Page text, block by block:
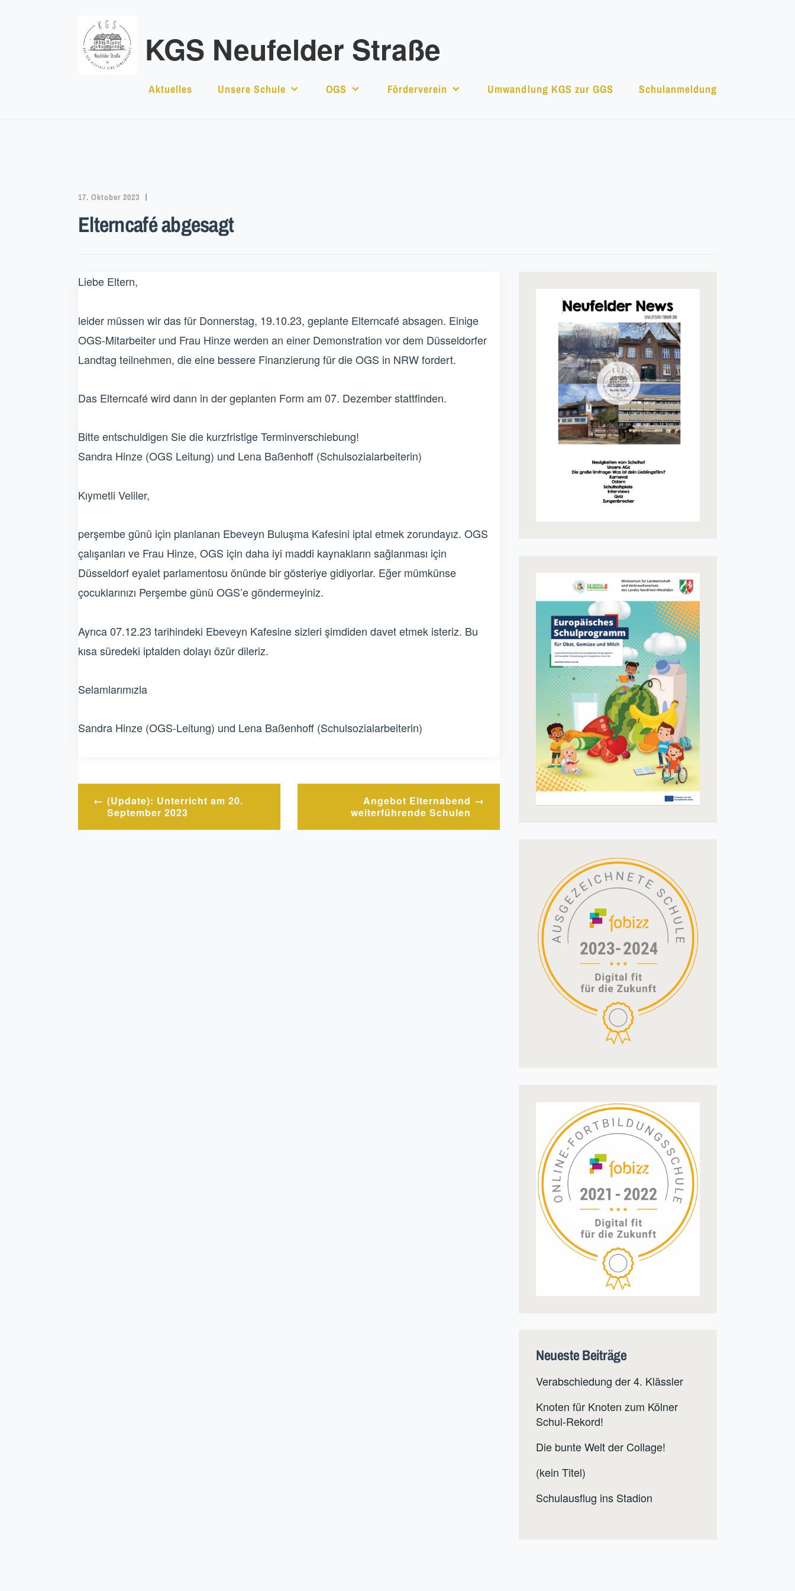
KGS Neufelder Straße
Aktuelles Unsere Schule OGS Förderverein Umwandlung KGS zur GGS Schulanmeldung
17. Oktober 2023
Elterncafé abgesagt
Liebe Eltern,
leider müssen wir das für Donnerstag, 19.10.23, geplante Elterncafé absagen. Einige
OGS-Mitarbeiter und Frau Hinze werden an einer Demonstration vor dem Düsseldorfer
Landtag teilnehmen, die eine bessere Finanzierung für die OGS in NRW fordert.
Das Elterncafé wird dann in der geplanten Form am 07. Dezember stattfinden.
Bitte entschuldigen Sie die kurzfristige Terminverschiebung!
Sandra Hinze (OGS Leitung) und Lena Baßenhoff (Schulsozialarbeiterin)
Kıymetli Veliler,
perşembe günü için planlanan Ebeveyn Buluşma Kafesini iptal etmek zorundayız. OGS
çalışanları ve Frau Hinze, OGS için daha iyi maddi kaynakların sağlanması için
Düsseldorf eyalet parlamentosu önünde bir gösteriye gidiyorlar. Eğer mümkünse
çocuklarınızı Perşembe günü OGS’e göndermeyiniz.
Ayrıca 07.12.23 tarihindeki Ebeveyn Kafesine sizleri şimdiden davet etmek isteriz. Bu
kısa süredeki iptalden dolayı özür dileriz.
Selamlarımızla
Sandra Hinze (OGS-Leitung) und Lena Baßenhoff (Schulsozialarbeiterin)
Beitragsnavigation
(Update): Unterricht am 20.
September 2023
Angebot Elternabend
weiterführende Schulen
Neueste Beiträge
Verabschiedung der 4. Klässler
Knoten für Knoten zum Kölner
Schul-Rekord!
Die bunte Welt der Collage!
(kein Titel)
Schulausflug ins Stadion